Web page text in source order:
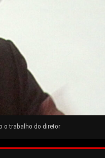
o trabalho do diretor